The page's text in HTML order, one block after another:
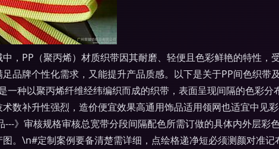
，PP（聚丙烯）材质织带因其耐磨、轻便且色彩鲜艳的特性，
品牌个性化需求，又能提升产品质感。以下是关于PP间色织
一种以聚丙烯纤维经纬编织而成的织带，表面呈现间隔的色彩
数补升性强烈，造价便宜效果高通用饰品适用领网也适宜中
》审核规格审核总宽带分段间隔配色所需订做的具体内外层
。\n#定制案例要备清楚需详细，点绘格递净短必须测颜对准